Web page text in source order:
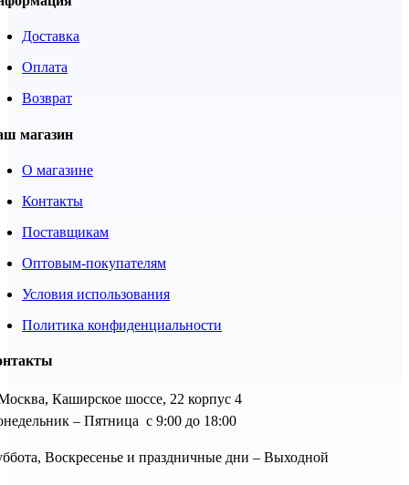
Доставка
Оплата
Возврат
магазин
О магазине
Контакты
Поставщикам
Оптовым-покупателям
Условия использования
Политика конфиденциальности
Каширское шоссе, 22 корпус 4
– Пятница с 9:00 до 18:00
Воскресенье и праздничные дни – Выходной